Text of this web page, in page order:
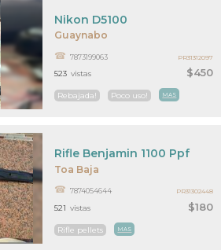
Guaynabo
$450
Nikon D5100
7873199063
Rebajada! Poco uso! MAS
523 vistas
PR31312097
Toa Baja
$180
Rifle Benjamin 1100 Ppf
7874054644
Rifle pellets MAS
521 vistas
PR31302448